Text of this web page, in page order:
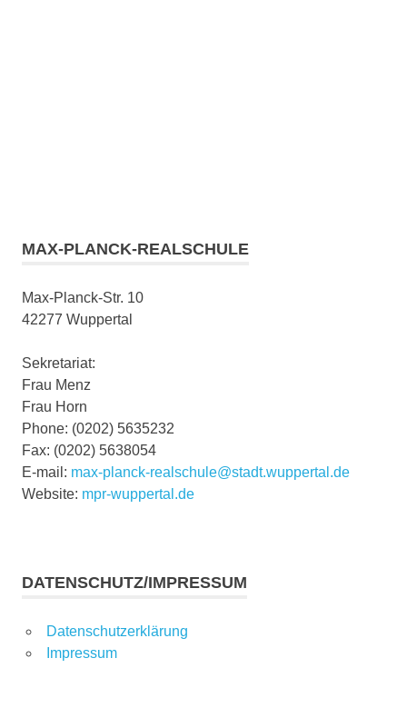
MAX-PLANCK-REALSCHULE
Max-Planck-Str. 10
42277 Wuppertal
Sekretariat:
Frau Menz
Frau Horn
Phone: (0202) 5635232
Fax: (0202) 5638054
E-mail: max-planck-realschule@stadt.wuppertal.de
Website: mpr-wuppertal.de
DATENSCHUTZ/IMPRESSUM
Datenschutzerklärung
Impressum